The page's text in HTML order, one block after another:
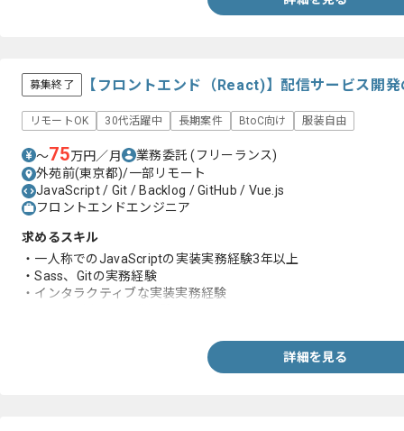
募集終了 【フロントエンド（React)】配信サービス開
リモートOK 30代活躍中 長期案件 BtoC向け 服装自由
〜75万円／月 業務委託(フリーランス)
外苑前(東京都)/一部リモート
JavaScript / Git / Backlog / GitHub / Vue.js
フロントエンドエンジニア
求めるスキル
・一人称でのJavaScriptの実装実務経験3年以上
・Sass、Gitの実務経験
・インタラクティブな実装実務経験
詳細を見る